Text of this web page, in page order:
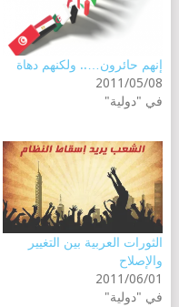
إنهم حائرون….. ولكنهم دهاة
2011/05/08
في "دولية"
الثورات العربية بين التغيير
والإصلاح
2011/06/01
في "دولية"